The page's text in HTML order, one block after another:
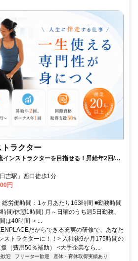
トラクター
ンストラクターを目指せる！昇給年2回/賞
給｜住宅補助月2.5万円(条件あり)｜【資格
吉駅」西口徒歩1分
円
労働時間：1ヶ月あたり163時間 ■勤務時間
間/休憩1時間) 月～日曜のうち週5日勤務、
は40時間 ＜...
だからできる充実の研修で、あなた
ストラクターに！！> 入社後9か月175時間の
（費用50％補助） <大手企業なら...
迎 フリーター歓迎
産休・育休取得実績あり